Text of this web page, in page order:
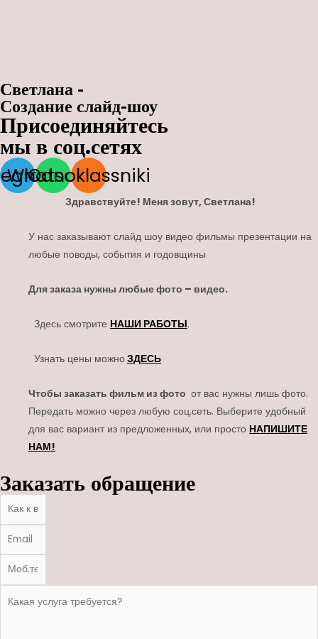
Светлана -
Создание слайд-шоу
Присоединяйтесь
мы в соц.сетях
Whatsapp
Odnoklassniki
Здравствуйте! Меня зовут, Светлана!
У нас заказывают слайд шоу видео фильмы презентации на
любые поводы, события и годовщины
Для заказа нужны любые фото – видео.
Здесь смотрите НАШИ РАБОТЫ.
Узнать цены можноЗДЕСЬ
Чтобы заказать фильм из фото от вас нужны лишь фото.
Передать можно через любую соц.сеть. Выберите удобный
для вас вариант из предложенных, или просто НАПИШИТЕ
НАМ!
Заказать обращение